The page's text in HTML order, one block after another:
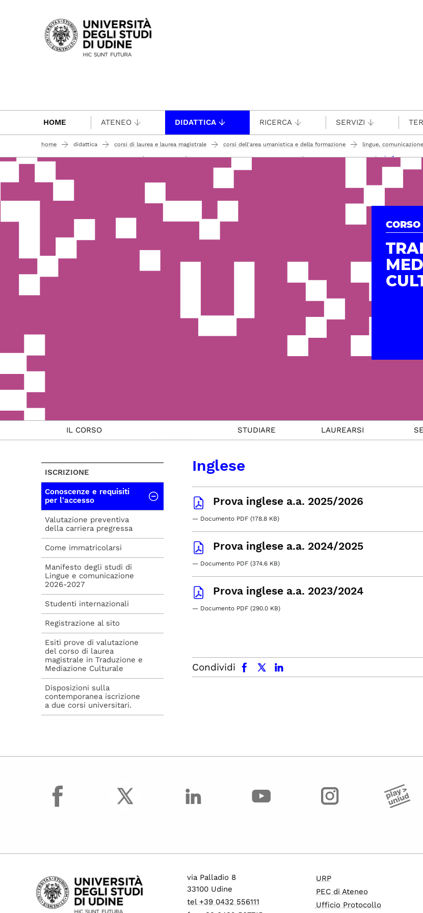
Passa al contenuto principale
HOME ATENEO DIDATTICA RICERCA SERVIZI
home didattica corsi di laurea e laurea magistrale corsi dell'area umanistica e della formazione lingue,
traduzione e mediazione culturale iscrizione conoscenze e requisiti per l'accesso test anni precedenti inglese
IL CORSO STUDIARE LAUREARSI
Inglese
Prova inglese a.a. 2025/2026
— Documento PDF (178.8 KB)
Prova inglese a.a. 2024/2025
— Documento PDF (374.6 KB)
Prova inglese a.a. 2023/2024
— Documento PDF (290.0 KB)
Condividi
facebook x.com linkedin
ISCRIZIONE
Conoscenze e requisiti
per l'accesso
Valutazione preventiva
della carriera pregressa
Come immatricolarsi
Manifesto degli studi di
Lingue e comunicazione
2026-2027
Studenti internazionali
Registrazione al sito
Esiti prove di valutazione
del corso di laurea
magistrale in Traduzione e
Mediazione Culturale
Disposizioni sulla
contemporanea iscrizione
a due corsi universitari.
facebook
via Palladio 8
33100 Udine
tel +39 0432 556111
URP
PEC di Ateneo
Ufficio Protocollo